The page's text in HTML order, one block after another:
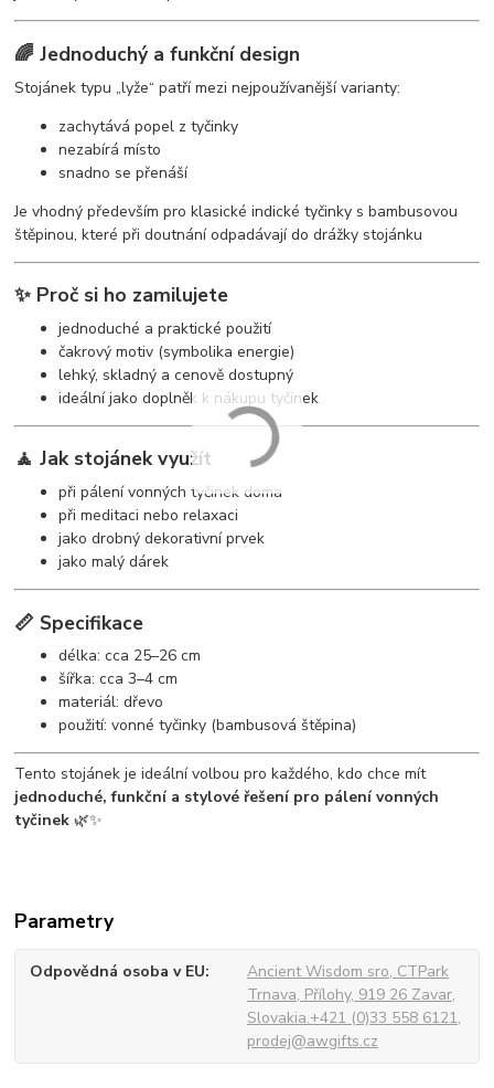
🌈 Jednoduchý a funkční design
Stojánek typu „lyže“ patří mezi nejpoužívanější varianty:
zachytává popel z tyčinky
nezabírá místo
snadno se přenáší
Je vhodný především pro klasické indické tyčinky s bambusovou
štěpinou, které při doutnání odpadávají do drážky stojánku
✨ Proč si ho zamilujete
jednoduché a praktické použití
čakrový motiv (symbolika energie)
lehký, skladný a cenově dostupný
ideální jako doplněk k nákupu tyčinek
🧘 Jak stojánek využít
při pálení vonných tyčinek doma
při meditaci nebo relaxaci
jako drobný dekorativní prvek
jako malý dárek
📏 Specifikace
délka: cca 25–26 cm
šířka: cca 3–4 cm
materiál: dřevo
použití: vonné tyčinky (bambusová štěpina)
Tento stojánek je ideální volbou pro každého, kdo chce mít
jednoduché, funkční a stylové řešení pro pálení vonných
tyčinek 🌿✨
Parametry
Odpovědná osoba v EU
Ancient Wisdom sro, CTPark
Trnava, Přílohy, 919 26 Zavar,
Slovakia.+421 (0)33 558 6121,
prodej@awgifts.cz